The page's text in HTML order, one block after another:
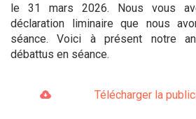
le 31 mars 2026. Nous vous
déclaration liminaire que nous
séance. Voici à présent notre
débattus en séance.
Télécharger la